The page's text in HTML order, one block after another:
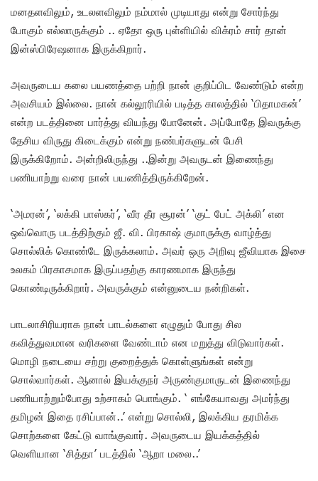
மனதளவிலும், உடலளவிலும் நம்மால் முடியாது என்று சோர்ந்து
போகும் எல்லாருக்கும் .. ஏதோ ஒரு புள்ளியில் விக்ரம் சார் தான்
இன்ஸ்பிரேஷனாக இருக்கிறார்.
அவருடைய கலை பயணத்தை பற்றி நான் குறிப்பிட வேண்டும் என்ற
அவசியம் இல்லை. நான் கல்லூரியில் படித்த காலத்தில் ‘பிதாமகன்’
என்ற படத்தினை பார்த்து வியந்து போனேன். அப்போதே இவருக்கு
தேசிய விருது கிடைக்கும் என்று நண்பர்களுடன் பேசி
இருக்கிறோம். அன்றிலிருந்து ..இன்று அவருடன் இணைந்து
பணியாற்று வரை நான் பயணித்திருக்கிறேன்.
‘அமரன்’, ‘லக்கி பாஸ்கர்’, ‘வீர தீர‌ சூரன்’ ‘குட் பேட் அக்லி’ என
ஒவ்வொரு படத்திற்கும் ஜீ. வி. பிரகாஷ் குமாருக்கு வாழ்த்து
சொல்லிக் கொண்டே இருக்கலாம். அவர் ஒரு அறிவு ஜீவியாக இசை
உலகம் பிரகாசமாக இருப்பதற்கு காரணமாக இருந்து
கொண்டிருக்கிறார். அவருக்கும் என்னுடைய நன்றிகள்.
பாடலாசிரியராக நான் பாடல்களை எழுதும் போது சில
கவித்துவமான வரிகளை வேண்டாம் என மறுத்து விடுவார்கள்.
மொழி நடையை சற்று குறைத்துக் கொள்ளுங்கள் என்று
சொல்வார்கள். ஆனால் இயக்குநர் அருண்குமாருடன் இணைந்து
பணியாற்றும்போது உற்சாகம் பொங்கும். ‘ எங்கேயாவது அமர்ந்து
தமிழன் இதை ரசிப்பான்..’ என்று சொல்லி, இலக்கிய தரமிக்க
சொற்களை கேட்டு வாங்குவார். அவருடைய இயக்கத்தில்
வெளியான ‘சித்தா’ படத்தில் ‘ஆறா மலை..’